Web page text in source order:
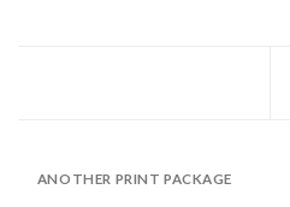
ANOTHER PRINT PACKAGE